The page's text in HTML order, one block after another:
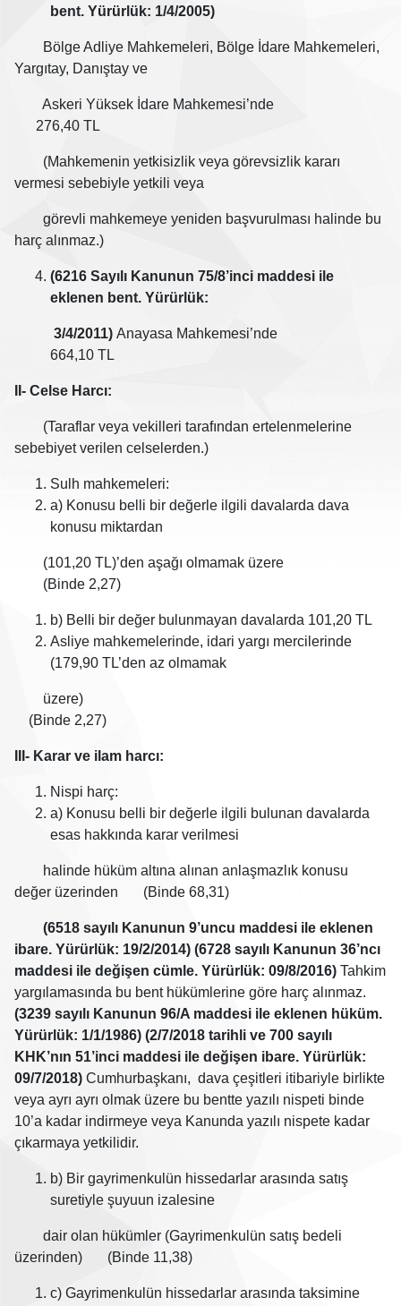
bent. Yürürlük: 1/4/2005)
Bölge Adliye Mahkemeleri, Bölge İdare Mahkemeleri,
Yargıtay, Danıştay ve
Askeri Yüksek İdare Mahkemesi’nde
276,40 TL
(Mahkemenin yetkisizlik veya görevsizlik kararı
vermesi sebebiyle yetkili veya
görevli mahkemeye yeniden başvurulması halinde bu
harç alınmaz.)
(6216 Sayılı Kanunun 75/8’inci maddesi ile
eklenen bent. Yürürlük:
3/4/2011) Anayasa Mahkemesi’nde
664,10 TL
II- Celse Harcı:
(Taraflar veya vekilleri tarafından ertelenmelerine
sebebiyet verilen celselerden.)
Sulh mahkemeleri:
a) Konusu belli bir değerle ilgili davalarda dava
konusu miktardan
(101,20 TL)’den aşağı olmamak üzere
(Binde 2,27)
b) Belli bir değer bulunmayan davalarda 101,20 TL
Asliye mahkemelerinde, idari yargı mercilerinde
(179,90 TL’den az olmamak
üzere)
(Binde 2,27)
III- Karar ve ilam harcı:
Nispi harç:
a) Konusu belli bir değerle ilgili bulunan davalarda
esas hakkında karar verilmesi
halinde hüküm altına alınan anlaşmazlık konusu
değer üzerinden (Binde 68,31)
(6518 sayılı Kanunun 9’uncu maddesi ile eklenen
ibare. Yürürlük: 19/2/2014) (6728 sayılı Kanunun 36’ncı
maddesi ile değişen cümle. Yürürlük: 09/8/2016) Tahkim
yargılamasında bu bent hükümlerine göre harç alınmaz.
(3239 sayılı Kanunun 96/A maddesi ile eklenen hüküm.
Yürürlük: 1/1/1986) (2/7/2018 tarihli ve 700 sayılı
KHK’nın 51’inci maddesi ile değişen ibare. Yürürlük:
09/7/2018) Cumhurbaşkanı, dava çeşitleri itibariyle birlikte
veya ayrı ayrı olmak üzere bu bentte yazılı nispeti binde
10’a kadar indirmeye veya Kanunda yazılı nispete kadar
çıkarmaya yetkilidir.
b) Bir gayrimenkulün hissedarlar arasında satış
suretiyle şuyuun izalesine
dair olan hükümler (Gayrimenkulün satış bedeli
üzerinden) (Binde 11,38)
c) Gayrimenkulün hissedarlar arasında taksimine